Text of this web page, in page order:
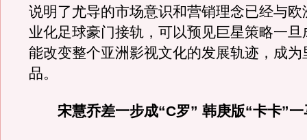
说明了尤导的市场意识和营销理念已经与欧
业化足球豪门接轨，可以预见巨星策略一旦
能改变整个亚洲影视文化的发展轨迹，成为
品。
宋慧乔差一步成“C罗” 韩庚版“卡卡”一